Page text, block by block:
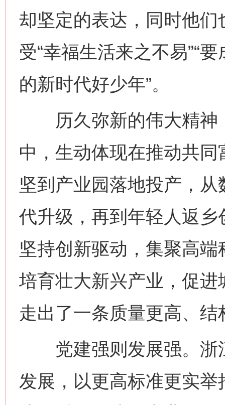
却坚定的表达，同时他们
受“幸福生活来之不易”“
的新时代好少年”。
历久弥新的伟大精神
中，生动体现在推动共
坚到产业园落地投产，
代升级，再到年轻人返
坚持创新驱动，集聚高
培育壮大新兴产业，促
走出了一条质量更高、
党建强则发展强。浙
发展，以更高标准更实